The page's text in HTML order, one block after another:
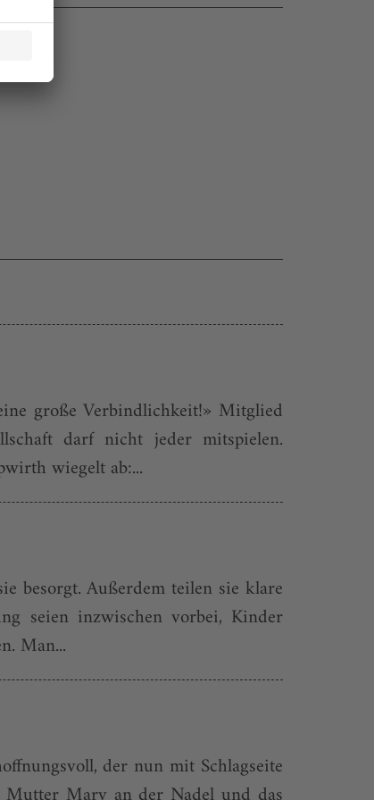
große Verbindlichkeit!» Mitglied
darf nicht jeder mitspielen.
wiegelt ab:...
besorgt. Außerdem teilen sie klare
seien inzwischen vorbei, Kinder
Man...
der nun mit Schlagseite